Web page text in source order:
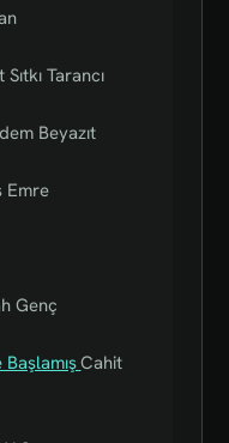
Tarancı
Beyazıt
Emre
Genç
BaşlamışCahit